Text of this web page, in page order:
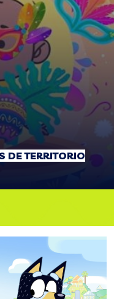
DE TERRITORIO